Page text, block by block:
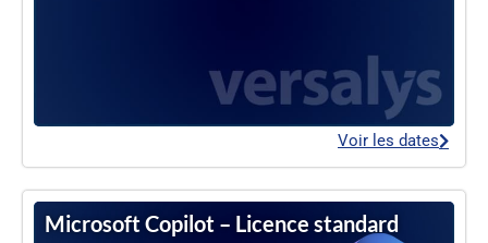
Voir les dates
Microsoft Copilot – Licence standard